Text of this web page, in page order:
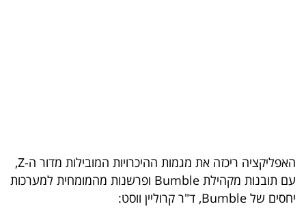
40
UNDER
האפליקציה ריכזה את מגמות ההיכרויות המובילות מדור ה-Z,
עם תובנות מקהילת Bumble ופרשנות מהמומחית למערכות
יחסים של Bumble, ד"ר קרוליין ווסט: